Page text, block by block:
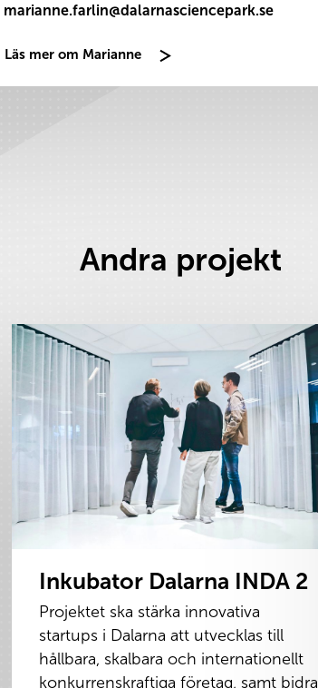
marianne.farlin@dalarnasciencepark.se
Läs mer om Marianne
Andra projekt
Inkubator Dalarna INDA 2
Projektet ska stärka innovativa
startups i Dalarna att utvecklas till
hållbara, skalbara och internationellt
konkurrenskraftiga företag, samt bidra